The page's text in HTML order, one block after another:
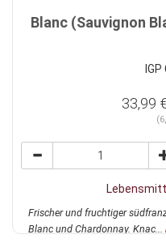
Blanc (Sauvignon
33,99
Frischer und fruchtiger
Blanc und Chardonnay. Knac...